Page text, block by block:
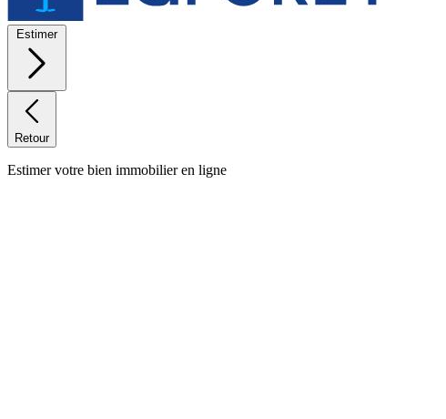
Estimer
Retour
Estimer votre bien immobilier en ligne